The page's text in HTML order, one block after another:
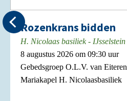
Rozenkrans bidden
H. Nicolaas basiliek - IJsselstein
8 augustus 2026 om 09:30 uur
Gebedsgroep O.L.V. van Eiteren
Mariakapel H. Nicolaasbasiliek